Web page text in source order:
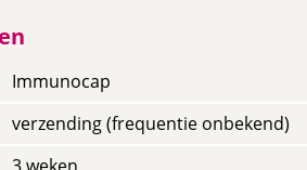
Immunocap
verzending (frequentie onbekend)